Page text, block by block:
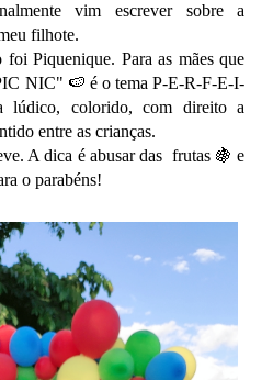
vim escrever sobre a
filhote.
foi Piquenique. Para as mães que
NIC" 🍉 é o tema P-E-R-F-E-I-
lúdico, colorido, com direito a
entre as crianças.
A dica é abusar das frutas 🍇 e
o parabéns!